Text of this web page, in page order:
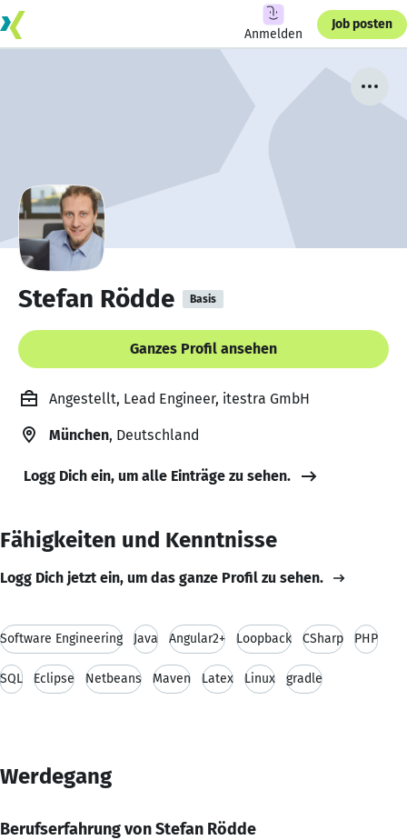
Anmelden
Job posten
Stefan Rödde Basis
Ganzes Profil ansehen
Angestellt, Lead Engineer, itestra GmbH
München, Deutschland
Logg Dich ein, um alle Einträge zu sehen.
Fähigkeiten und Kenntnisse
Logg Dich jetzt ein, um das ganze Profil zu sehen.
Software Engineering Java Angular2+ Loopback CSharp PHP
SQL Eclipse Netbeans Maven Latex Linux gradle
Werdegang
Berufserfahrung von Stefan Rödde